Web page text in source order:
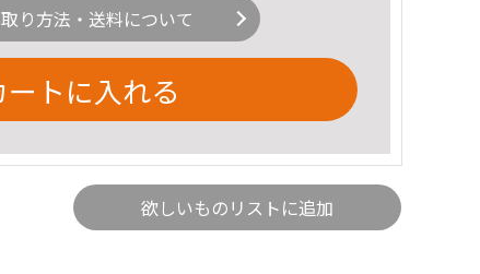
り方法・送料について
ートに入れる
欲しいものリストに追加